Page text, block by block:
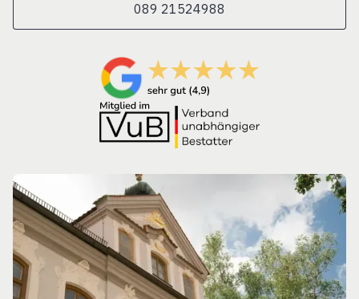
089 21524988